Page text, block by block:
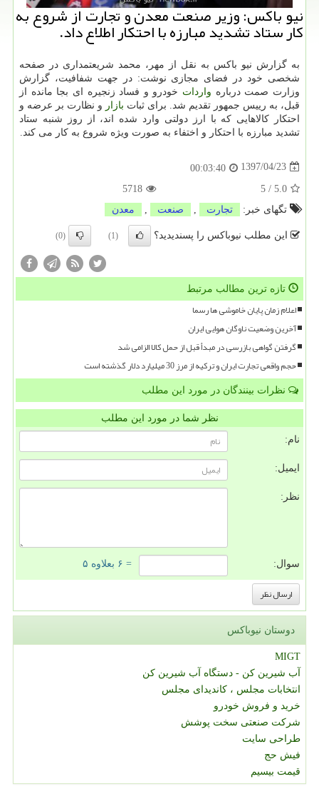
نیو باكس: وزیر صنعت معدن و تجارت از شروع به
كار ستاد تشدید مبارزه با احتكار اطلاع داد.
به گزارش نیو باكس به نقل از مهر، محمد شریعتمداری در صفحه
شخصی خود در فضای مجازی نوشت: در جهت شفافیت، گزارش
وزارت صمت درباره واردات خودرو و فساد زنجیره ای بجا مانده از
قبل، به رییس جمهور تقدیم شد. برای ثبات بازار و نظارت بر عرضه و
احتكار كالاهایی كه با ارز دولتی وارد شده اند، از روز شنبه ستاد
تشدید مبارزه با احتكار و اختفاء به صورت ویژه شروع به كار می كند.
1397/04/23
00:03:40
5.0
/
5
5718
تگهای خبر:
تجارت صنعت معدن
این مطلب نیوباکس را پسندیدید؟ (1)
(0)
تازه ترین مطالب مرتبط
اعلام زمان پایان خاموشی ها رسما
آخرین وضعیت ناوگان هوایی ایران
گرفتن گواهی بازرسی در مبدأ قبل از حمل کالا الزامی شد
حجم واقعی تجارت ایران و ترکیه از مرز 30 میلیارد دلار گذشته است
نظرات بینندگان در مورد این مطلب
نظر شما در مورد این مطلب
نام:
ایمیل:
نظر:
سوال: = ۶ بعلاوه ۵
دوستان نیوباکس
MIGT
آب شیرین کن - دستگاه آب شیرین کن
انتخابات مجلس ، کاندیدای مجلس
خرید و فروش خودرو
شرکت صنعتی سخت پوشش
طراحی سایت
فیش حج
قیمت بیسیم